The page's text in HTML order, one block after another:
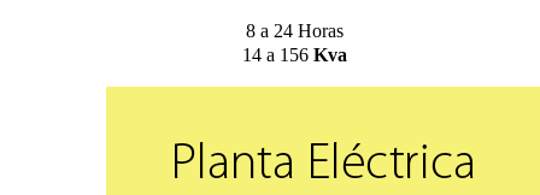
8 a 24 Horas
14 a 156 Kva